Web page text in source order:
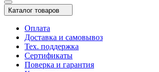
Каталог товаров
Оплата
Доставка и самовывоз
Тех. поддержка
Сертификаты
Поверка и гарантия